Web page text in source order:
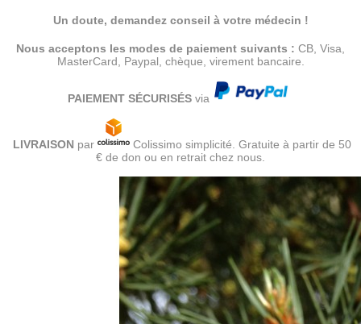
Un doute, demandez conseil à votre médecin !
Nous acceptons les modes de paiement suivants : CB, Visa,
MasterCard, Paypal, chèque, virement bancaire.
PAIEMENT SÉCURISÉS via
LIVRAISON par
Colissimo simplicité. Gratuite à partir de 50
€ de don ou en retrait chez nous.